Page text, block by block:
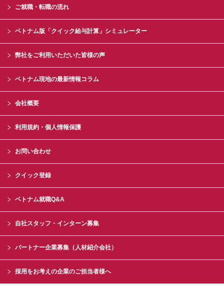
ご就職・転職の流れ
ベトナム版「クイック給与計算」シミュレーター
弊社をご利用いただいた皆様の声
ベトナム現地の最新情報コラム
会社概要
利用規約・個人情報保護
お問い合わせ
クイック登録
ベトナム就職Q&A
自社スタッフ・インターン募集
パートナー企業募集（人材紹介会社）
採用をお考えの企業のご担当者様へ